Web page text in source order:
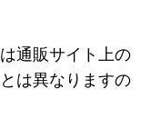
通販サイト上の
は異なりますの